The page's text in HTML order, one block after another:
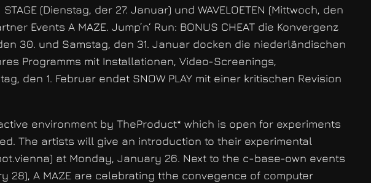
(Dienstag, der 27. Januar) und WAVELOETEN (Mittwoch, den
Events A MAZE. Jump’n‘ Run: BONUS CHEAT die Konvergenz
30. und Samstag, den 31. Januar docken die niederländischen
Programms mit Installationen, Video-Screenings,
den 1. Februar endet SNOW PLAY mit einer kritischen Revision
environment by TheProduct* which is open for experiments
The artists will give an introduction to their experimental
at Monday, January 26. Next to the c-base-own events
28), A MAZE are celebrating tthe convegence of computer